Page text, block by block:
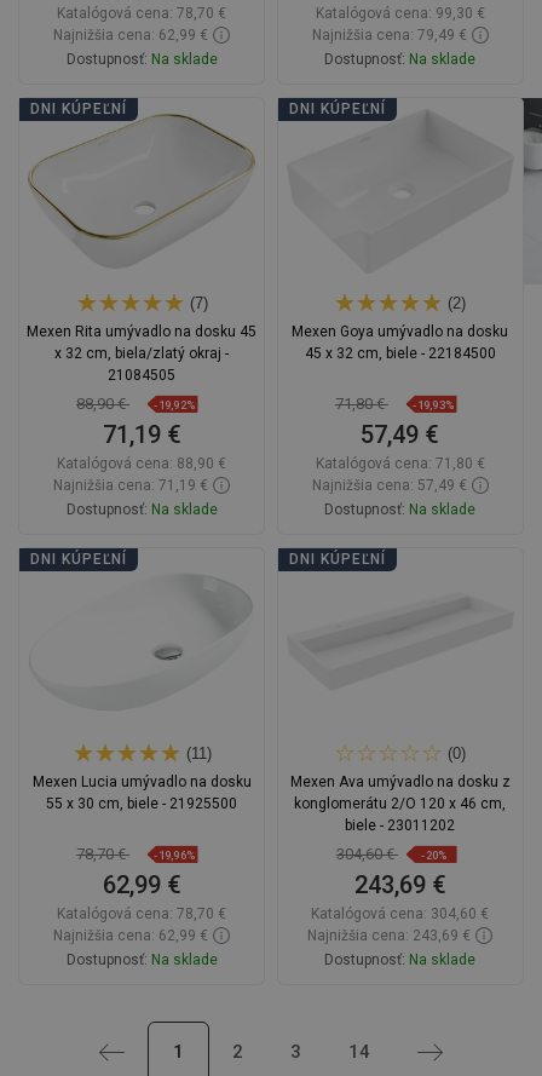
Katalógová cena: 78,70 €
Najnižšia cena: 62,99 €
Dostupnosť: Na sklade
Do košíka
Porovnaj
Katalógová cena: 99,30 €
Najnižšia cena: 79,49 €
Dostupnosť: Na sklade
Do košíka
DNI KÚPEĽNÍ
(7)
Mexen Rita umývadlo na dosku 45
x 32 cm, biela/zlatý okraj -
21084505
88,90 € -19,92%
71,19 €
Katalógová cena: 88,90 €
Najnižšia cena: 71,19 €
Dostupnosť: Na sklade
Do košíka
DNI KÚPEĽNÍ
(2)
Mexen Goya umývadlo na dosku
45 x 32 cm, biele - 22184500
71,80 € -19,93%
57,49 €
Katalógová cena: 71,80 €
Najnižšia cena: 57,49 €
Dostupnosť: Na sklade
Do košíka
DNI KÚPEĽNÍ
(11)
Mexen Lucia umývadlo na dosku
55 x 30 cm, biele - 21925500
78,70 € -19,96%
62,99 €
Katalógová cena: 78,70 €
Najnižšia cena: 62,99 €
Dostupnosť: Na sklade
Obľúbené
Porovnaj
DNI KÚPEĽNÍ
(0)
Mexen Ava umývadlo na dosku z
konglomerátu 2/O 120 x 46 cm,
biele - 23011202
304,60 € -20%
243,69 €
Katalógová cena: 304,60 €
Najnižšia cena: 243,69 €
Dostupnosť: Na sklade
favorite_border Obľúbené
Porovnaj
Späť 1 2 3 14 Ďalej